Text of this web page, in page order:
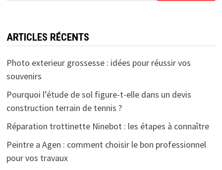
ARTICLES RÉCENTS
Photo exterieur grossesse : idées pour réussir vos
souvenirs
Pourquoi l’étude de sol figure-t-elle dans un devis
construction terrain de tennis ?
Réparation trottinette Ninebot : les étapes à connaître
Peintre a Agen : comment choisir le bon professionnel
pour vos travaux